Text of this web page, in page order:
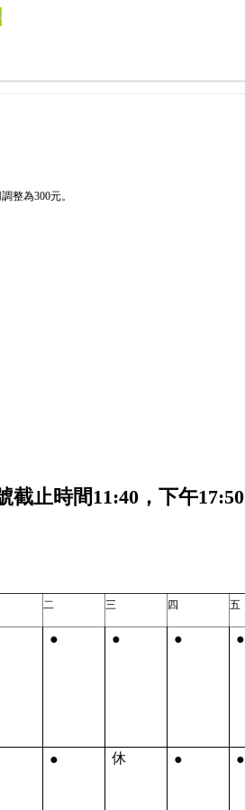
整為300元。
截止時間11:40，下午17:50
二 三 四 五
● ● ● ●
● 休 ● ●